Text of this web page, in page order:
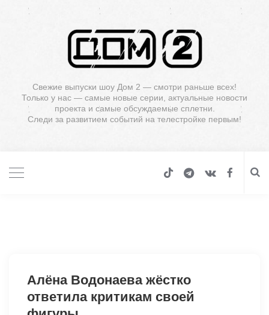
Свежие выпуски шоу Дом 2 — смотри раньше всех!
Только у нас — самые новые серии, актуальные новости
проекта и самые обсуждаемые сплетни.
Следи за развитием событий на телестройке первым!
Алёна Водонаева жёстко
ответила критикам своей